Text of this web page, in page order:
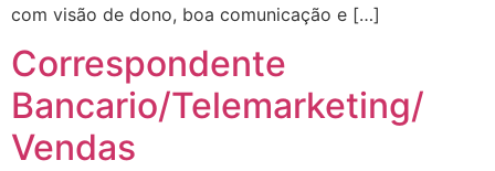
com visão de dono, boa comunicação e […]
Correspondente
Bancario/Telemarketing/
Vendas